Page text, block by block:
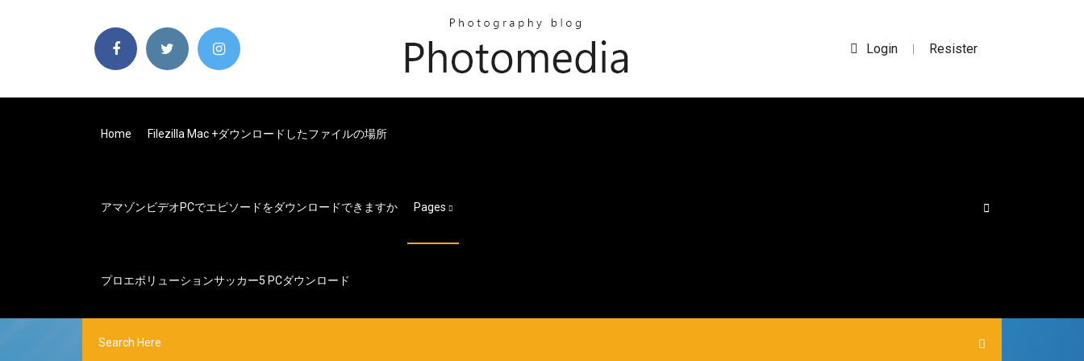
Login | Resister
Home Filezilla Mac +ダウンロードしたファイルの場所
アマゾンビデオPCでエピソードをダウンロードできますか Pages
プロエボリューションサッカー5 PCダウンロード